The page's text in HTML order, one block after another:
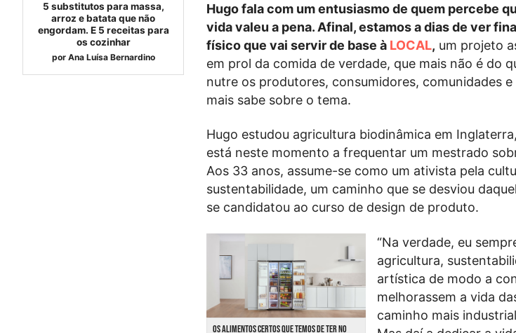
5 substitutos para massa,
arroz e batata que não
engordam. E 5 receitas para
os cozinhar
por Ana Luísa Bernardino
Hugo fala com um entusiasmo de quem percebe
vida valeu a pena. Afinal, estamos a dias de ver
físico que vai servir de base à LOCAL, um projeto
em prol da comida de verdade, que mais não é do
nutre os produtores, consumidores, comunidades e
mais sabe sobre o tema.
Hugo estudou agricultura biodinâmica em
está neste momento a frequentar um mestrado
Aos 33 anos, assume-se como um ativista pela
sustentabilidade, um caminho que se desviou
se candidatou ao curso de design de produto.
OS ALIMENTOS CERTOS QUE TEMOS DE TER NO
“Na verdade, eu
agricultura,
artística de modo a
melhorassem a vida
caminho mais